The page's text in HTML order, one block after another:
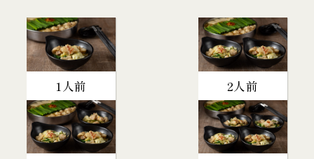
1人前 2人前